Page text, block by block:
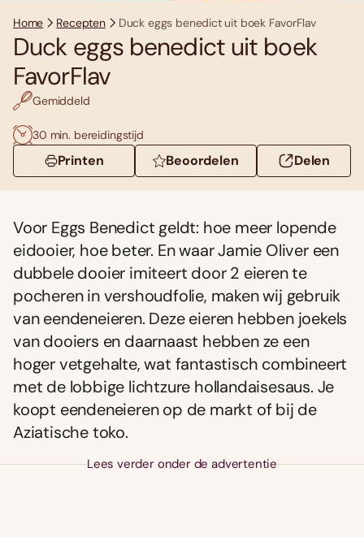
Home Recepten Duck eggs benedict uit boek FavorFlav
Duck eggs benedict uit boek
FavorFlav
Gemiddeld
30 min. bereidingstijd
Printen Beoordelen Delen
Voor Eggs Benedict geldt: hoe meer lopende
eidooier, hoe beter. En waar Jamie Oliver een
dubbele dooier imiteert door 2 eieren te
pocheren in vershoudfolie, maken wij gebruik
van eendeneieren. Deze eieren hebben joekels
van dooiers en daarnaast hebben ze een
hoger vetgehalte, wat fantastisch combineert
met de lobbige lichtzure hollandaisesaus. Je
koopt eendeneieren op de markt of bij de
Aziatische toko.
Lees verder onder de advertentie